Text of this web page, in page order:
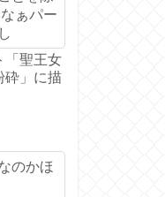
ぁパー
「聖王女
砕」に描
のかほ